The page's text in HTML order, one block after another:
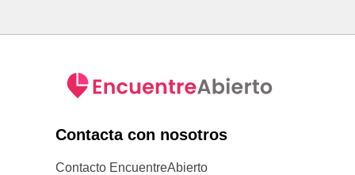
Contacta con nosotros
Contacto EncuentreAbierto